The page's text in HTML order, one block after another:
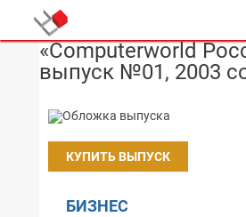
«Computerworld
выпуск №01, 2003
КУПИТЬ ВЫПУСК
БИЗНЕС